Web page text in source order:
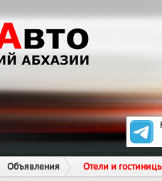
Объявления Отели и